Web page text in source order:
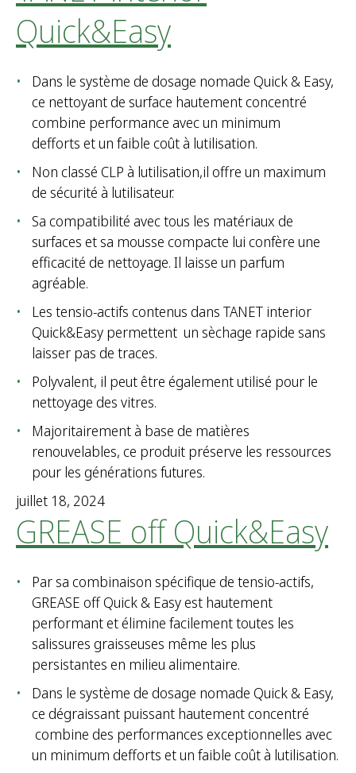
Quick&Easy
Dans le système de dosage nomade Quick & Easy,
ce nettoyant de surface hautement concentré
combine performance avec un minimum
defforts et un faible coût à lutilisation.
Non classé CLP à lutilisation,il offre un maximum
de sécurité à lutilisateur.
Sa compatibilité avec tous les matériaux de
surfaces et sa mousse compacte lui confère une
efficacité de nettoyage. Il laisse un parfum
agréable.
Les tensio-actifs contenus dans TANET interior
Quick&Easy permettent un sèchage rapide sans
laisser pas de traces.
Polyvalent, il peut être également utilisé pour le
nettoyage des vitres.
Majoritairement à base de matières
renouvelables, ce produit préserve les ressources
pour les générations futures.
juillet 18, 2024
GREASE off Quick&Easy
Par sa combinaison spécifique de tensio-actifs,
GREASE off Quick & Easy est hautement
performant et élimine facilement toutes les
salissures graisseuses même les plus
persistantes en milieu alimentaire.
Dans le système de dosage nomade Quick & Easy,
ce dégraissant puissant hautement concentré
combine des performances exceptionnelles avec
un minimum defforts et un faible coût à lutilisation.